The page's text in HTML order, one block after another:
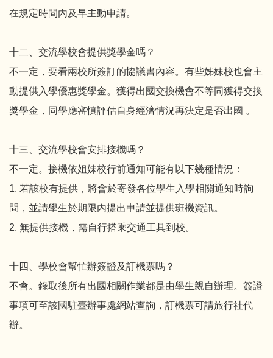
在規定時間內及早主動申請。
十二、交流學校會提供獎學金嗎？
不一定，要看兩校所簽訂的協議書內容。有些姊妹校也會主
動提供入學優惠獎學金。獲得出國交換機會不等同獲得交換
獎學金，同學應審慎評估自身經濟情況再決定是否出國 。
十三、交流學校會安排接機嗎？
不一定。接機依姐妹校行前通知可能有以下幾種情況：
1. 若該校有提供，將會於寄發各位學生入學相關通知時詢
問，並請學生於期限內提出申請並提供班機資訊。
2. 無提供接機，需自行搭乘交通工具到校。
十四、學校會幫忙辦簽證及訂機票嗎？
不會。錄取後所有出國相關作業都是由學生親自辦理。簽證
事項可至該國駐臺辦事處網站查詢，訂機票可請旅行社代
辦。